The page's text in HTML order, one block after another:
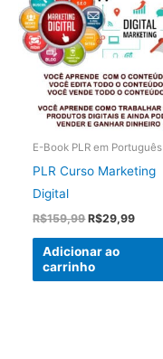
E-Book PLR em Português
PLR Curso Marketing
Digital
R$159,99O
original
era:
R$159,99.
R$29,99O
Adicionar ao
carrinho